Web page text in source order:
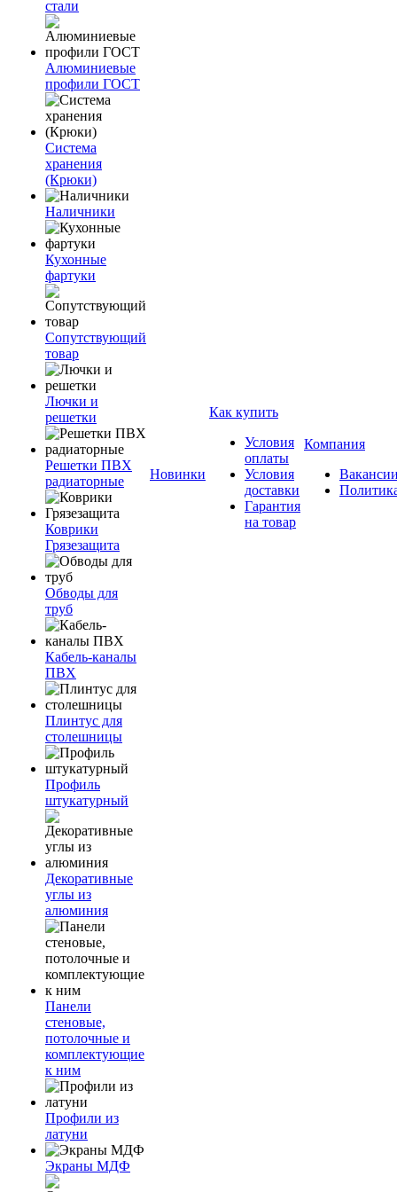
стали
Алюминиевые
профили ГОСТ
Система
хранения
(Крюки)
Наличники
Кухонные
фартуки
Сопутствующий
товар
Лючки и
решетки
Решетки ПВХ
радиаторные
Коврики
Грязезащита
Обводы для
труб
Кабель-каналы
ПВХ
Плинтус для
столешницы
Профиль
штукатурный
Декоративные
углы из
алюминия
Панели
стеновые,
потолочные и
комплектующие
к ним
Профили из
латуни
Экраны МДФ
Новинки
Как купить
Условия
оплаты
Условия
доставки
Гарантия
на товар
Компания